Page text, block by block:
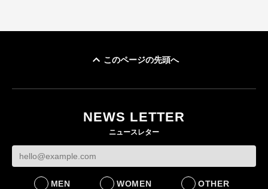
このページの先頭へ
NEWS LETTER
ニュースレター
MEN WOMEN OTHER